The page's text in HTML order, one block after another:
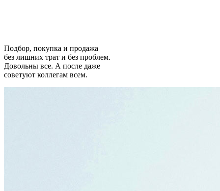
Подбор, покупка и продажа
без лишних трат и без проблем.
Довольны все. А после даже
советуют коллегам всем.